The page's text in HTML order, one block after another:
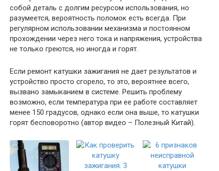
собой деталь с долгим ресурсом использования, но
разумеется, вероятность поломок есть всегда. При
регулярном использовании механизма и постоянном
прохождении через него тока и напряжения, устройства
не только греются, но иногда и горят.
Если ремонт катушки зажигания не дает результатов и
устройство просто сгорело, то это, вероятнее всего,
вызвано замыканием в системе. Решить проблему
возможно, если температура при ее работе составляет
менее 150 градусов, однако если она выше, то катушки
горят бесповоротно (автор видео – Полезный Китай).